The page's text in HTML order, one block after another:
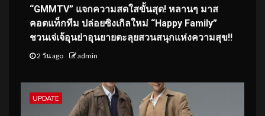
“GMMTV” แจกความสดใสขั้นสุด! หลานๆ มาส
คอตแท็กทีม ปล่อยซิงเกิลใหม่ “Happy Family”
ชวนเจ่เจ้อุนย่าอุนยายตะลุยสวนสนุกแห่งความสุข!!
2 วัน ago admin
UPDATE